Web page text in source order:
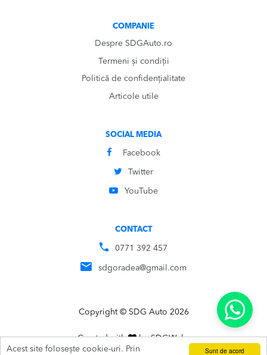
Sunt de acord
Acest site folosește cookie-uri. Prin
COMPANIE
Despre SDGAuto.ro
Termeni și condiții
Politică de confidențialitate
Articole utile
SOCIAL MEDIA
Facebook
Twitter
YouTube
CONTACT
0771 392 457
sdgoradea@gmail.com
Copyright © SDG Auto 2026
Created with bySDGWebs